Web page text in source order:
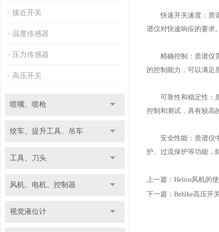
接近开关
温度传感器
压力传感器
高压开关
喷嘴、喷枪
绞车、提升工具、吊车
工具、刀头
风机、电机、控制器
视觉液位计
快速开关速度：质谱
谱仪对快速响应的要求
精确控制：质谱仪需
的控制能力，可以满足
可靠性和稳定性：质
控制和测试，具有较高
安全性能：质谱仪中
护、过流保护等功能，
上一篇： Helios风机的
下一篇： Behlke高压开